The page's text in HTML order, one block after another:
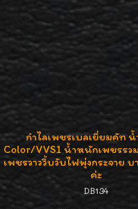
กำไลเพชรเบลเยี่ยมคัท น้
Color/VVS1 น้ำหนักเพชรรว
เพชรวาววิ้บวับไฟพุ่งกระจาย
ค่ะ
DB134